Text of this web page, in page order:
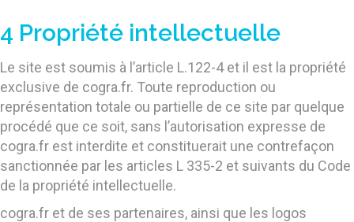
4 Propriété intellectuelle
Le site est soumis à l’article L.122-4 et il est la propriété
exclusive de cogra.fr. Toute reproduction ou
représentation totale ou partielle de ce site par quelque
procédé que ce soit, sans l’autorisation expresse de
cogra.fr est interdite et constituerait une contrefaçon
sanctionnée par les articles L 335-2 et suivants du Code
de la propriété intellectuelle.
cogra.fr et de ses partenaires, ainsi que les logos